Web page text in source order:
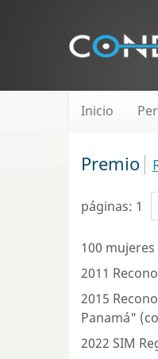
Inicio
Premio
páginas: 1
100
2011
2015
Panamá"
2022 SIM